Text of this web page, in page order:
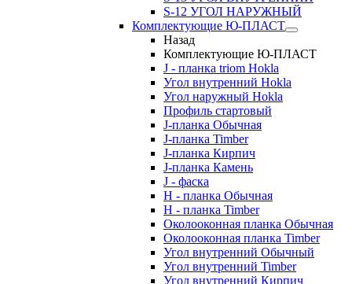
S-12 УГОЛ НАРУЖНЫЙ
Комплектующие Ю-ПЛАСТ
Назад
Комплектующие Ю-ПЛАСТ
J - планка triom Hokla
Угол внутренний Hokla
Угол наружный Hokla
Профиль стартовый
J-планка Обычная
J-планка Timber
J-планка Кирпич
J-планка Камень
J - фаска
Н - планка Обычная
Н - планка Timber
Околооконная планка Обычная
Околооконная планка Timber
Угол внутренний Обычный
Угол внутренний Timber
Угол внутренний Кирпич